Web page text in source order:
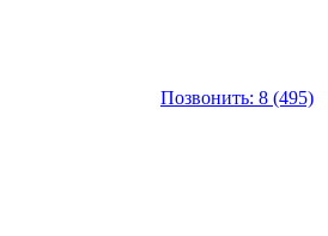
Позвонить: 8 (495)